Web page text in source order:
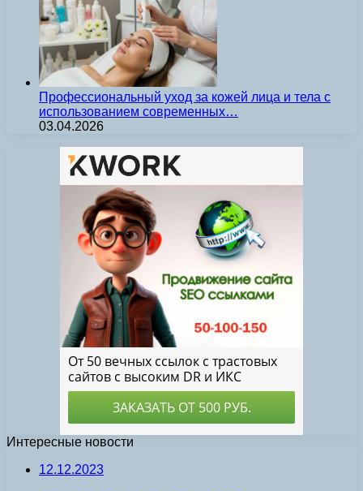
Профессиональный уход за кожей лица и тела с
использованием современных…
03.04.2026
Интересные новости
12.12.2023